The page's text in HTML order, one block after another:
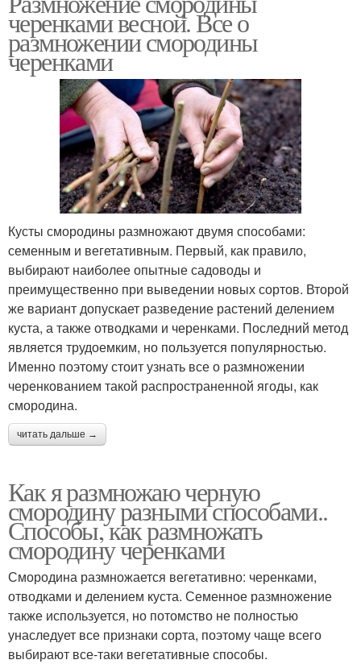
черенками весной. Все о
размножении смородины
черенками
Кусты смородины размножают двумя способами:
семенным и вегетативным. Первый, как правило,
выбирают наиболее опытные садоводы и
преимущественно при выведении новых сортов. Второй
же вариант допускает разведение растений делением
куста, а также отводками и черенками. Последний метод
является трудоемким, но пользуется популярностью.
Именно поэтому стоит узнать все о размножении
черенкованием такой распространенной ягоды, как
смородина.
читать дальше →
Как я размножаю черную
смородину разными способами..
Способы, как размножать
смородину черенками
Смородина размножается вегетативно: черенками,
отводками и делением куста. Семенное размножение
также используется, но потомство не полностью
унаследует все признаки сорта, поэтому чаще всего
выбирают все-таки вегетативные способы.